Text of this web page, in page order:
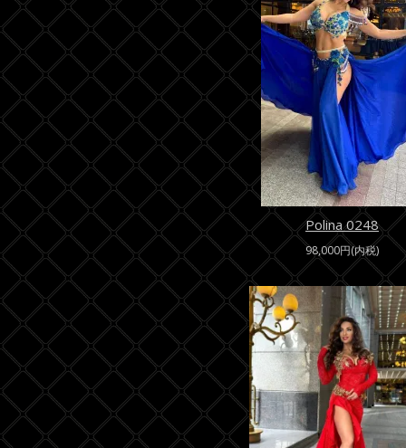
Polina 0248
98,000円(内税)